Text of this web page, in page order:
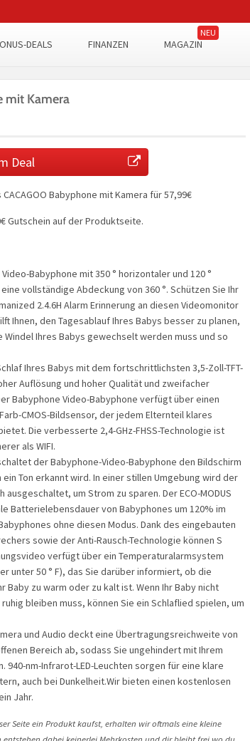
DEALS FINANZEN MAGAZIN
mit Kamera
Deal
Babyphone mit Kamera für 57,99€
Gutschein auf der Produktseite.
Video-Babyphone mit 350 ° horizontaler und 120 °
vollständige Abdeckung von 360 °. Schützen Sie Ihr
2.4.6H Alarm Erinnerung an diesen Videomonitor
Ihnen, den Tagesablauf Ihres Babys besser zu planen,
Windel Ihres Babys gewechselt werden muss und so
Ihres Babys mit dem fortschrittlichsten 3,5-Zoll-TFT-
Auflösung und hoher Qualität und zweifacher
Babyphone Video-Babyphone verfügt über einen
CMOS-Bildsensor, der jedem Elternteil klares
Die verbesserte 2,4-GHz-FHSS-Technologie ist
als WIFI.
der Babyphone-Video-Babyphone den Bildschirm
Ton erkannt wird. In einer stillen Umgebung wird der
um Strom zu sparen. Der ECO-MODUS
Batterielebensdauer von Babyphones um 120% im
ohne diesen Modus. Dank des eingebauten
sowie der Anti-Rausch-Technologie können S
verfügt über ein Temperaturalarmsystem
unter 50 ° F), das Sie darüber informiert, ob die
Baby zu warm oder zu kalt ist. Wenn Ihr Baby nicht
bleiben muss, können Sie ein Schlaflied spielen, um
und Audio deckt eine Übertragungsreichweite von
Bereich ab, sodass Sie ungehindert mit Ihrem
940-nm-Infrarot-LED-Leuchten sorgen für eine klare
auch bei Dunkelheit.Wir bieten einen kostenlosen
Jahr.
Seite ein Produkt kaufst, erhalten wir oftmals eine kleine